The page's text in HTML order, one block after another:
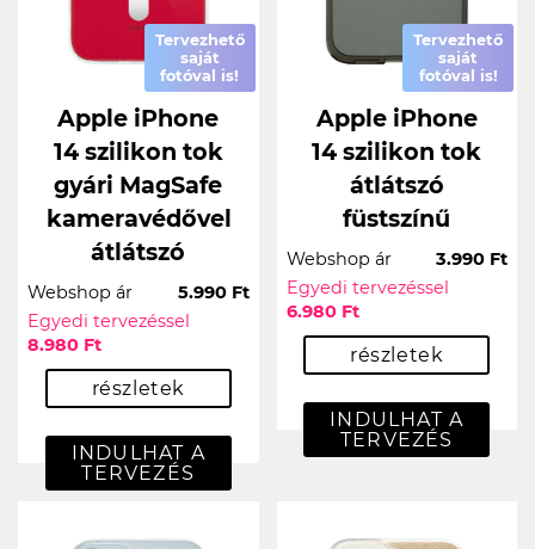
Tervezhető
saját
fotóval is!
Apple iPhone
14 szilikon tok
gyári MagSafe
kameravédővel
átlátszó
Webshop ár
5.990 Ft
Egyedi tervezéssel
8.980 Ft
részletek
INDULHAT A
TERVEZÉS
Tervezhető
saját
fotóval is!
Apple iPhone
14 szilikon tok
átlátszó
füstszínű
Webshop ár
3.990 Ft
Egyedi tervezéssel
6.980 Ft
részletek
INDULHAT A
TERVEZÉS